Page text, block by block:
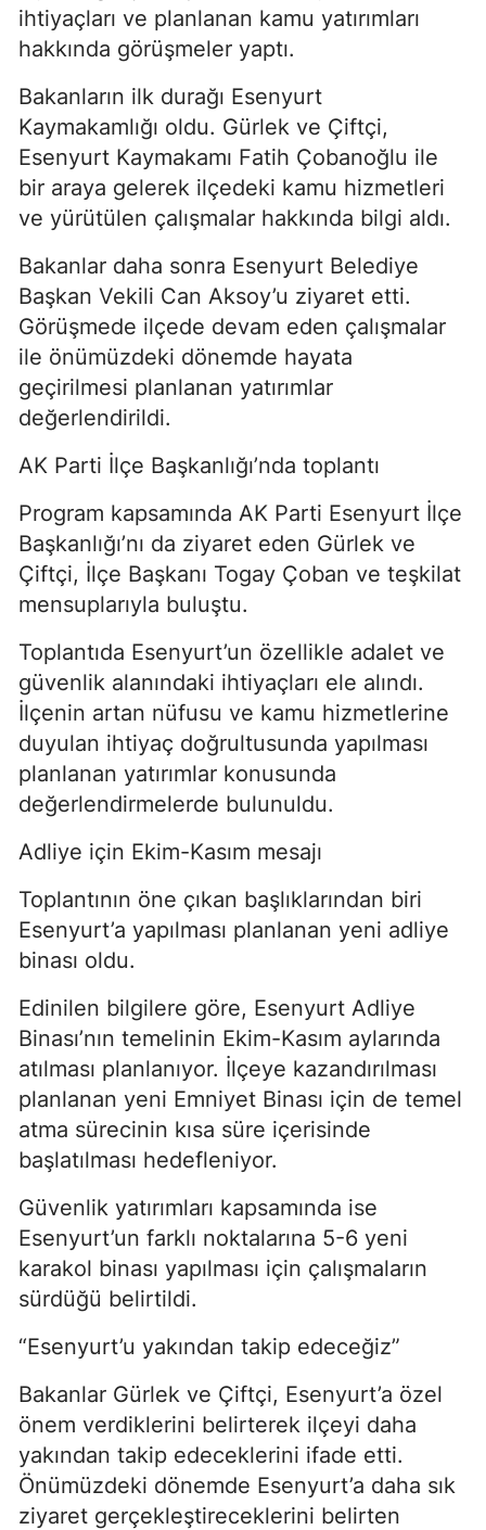
ihtiyaçları ve planlanan kamu yatırımları
hakkında görüşmeler yaptı.
Bakanların ilk durağı Esenyurt
Kaymakamlığı oldu. Gürlek ve Çiftçi,
Esenyurt Kaymakamı Fatih Çobanoğlu ile
bir araya gelerek ilçedeki kamu hizmetleri
ve yürütülen çalışmalar hakkında bilgi aldı.
Bakanlar daha sonra Esenyurt Belediye
Başkan Vekili Can Aksoy’u ziyaret etti.
Görüşmede ilçede devam eden çalışmalar
ile önümüzdeki dönemde hayata
geçirilmesi planlanan yatırımlar
değerlendirildi.
AK Parti İlçe Başkanlığı’nda toplantı
Program kapsamında AK Parti Esenyurt İlçe
Başkanlığı’nı da ziyaret eden Gürlek ve
Çiftçi, İlçe Başkanı Togay Çoban ve teşkilat
mensuplarıyla buluştu.
Toplantıda Esenyurt’un özellikle adalet ve
güvenlik alanındaki ihtiyaçları ele alındı.
İlçenin artan nüfusu ve kamu hizmetlerine
duyulan ihtiyaç doğrultusunda yapılması
planlanan yatırımlar konusunda
değerlendirmelerde bulunuldu.
Adliye için Ekim-Kasım mesajı
Toplantının öne çıkan başlıklarından biri
Esenyurt’a yapılması planlanan yeni adliye
binası oldu.
Edinilen bilgilere göre, Esenyurt Adliye
Binası’nın temelinin Ekim-Kasım aylarında
atılması planlanıyor. İlçeye kazandırılması
planlanan yeni Emniyet Binası için de temel
atma sürecinin kısa süre içerisinde
başlatılması hedefleniyor.
Güvenlik yatırımları kapsamında ise
Esenyurt’un farklı noktalarına 5-6 yeni
karakol binası yapılması için çalışmaların
sürdüğü belirtildi.
“Esenyurt’u yakından takip edeceğiz”
Bakanlar Gürlek ve Çiftçi, Esenyurt’a özel
önem verdiklerini belirterek ilçeyi daha
yakından takip edeceklerini ifade etti.
Önümüzdeki dönemde Esenyurt’a daha sık
ziyaret gerçekleştireceklerini belirten